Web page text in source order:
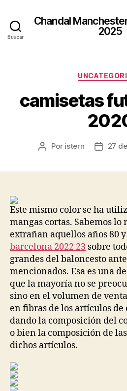
Buscar
Chandal
2025
camisetas
Autor
Por istern
Fecha
27
Este mismo color se ha
mangas cortas. Sabemos lo
extrañan aquellos años 80 y
barcelona 2022 23 sobre
grandes del baloncesto
mencionados. Esa es una
que la mayoría no se
sino en el volumen de
en fibras de los artículos
dando la composición del
o bien la composición de
dichos artículos.